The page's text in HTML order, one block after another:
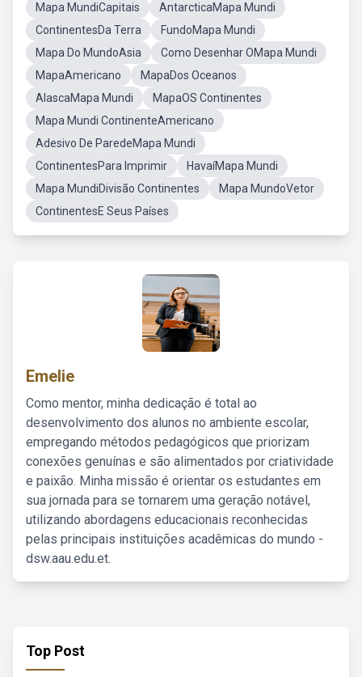
Mapa MundiCapitais
AntarcticaMapa Mundi
ContinentesDa Terra
FundoMapa Mundi
Mapa Do MundoAsia
Como Desenhar OMapa Mundi
MapaAmericano
MapaDos Oceanos
AlascaMapa Mundi
MapaOS Continentes
Mapa Mundi ContinenteAmericano
Adesivo De ParedeMapa Mundi
ContinentesPara Imprimir
HavaíMapa Mundi
Mapa MundiDivisão Continentes
Mapa MundoVetor
ContinentesE Seus Países
Emelie
Como mentor, minha dedicação é total ao
desenvolvimento dos alunos no ambiente escolar,
empregando métodos pedagógicos que priorizam
conexões genuínas e são alimentados por criatividade
e paixão. Minha missão é orientar os estudantes em
sua jornada para se tornarem uma geração notável,
utilizando abordagens educacionais reconhecidas
pelas principais instituições acadêmicas do mundo -
dsw.aau.edu.et.
Top Post